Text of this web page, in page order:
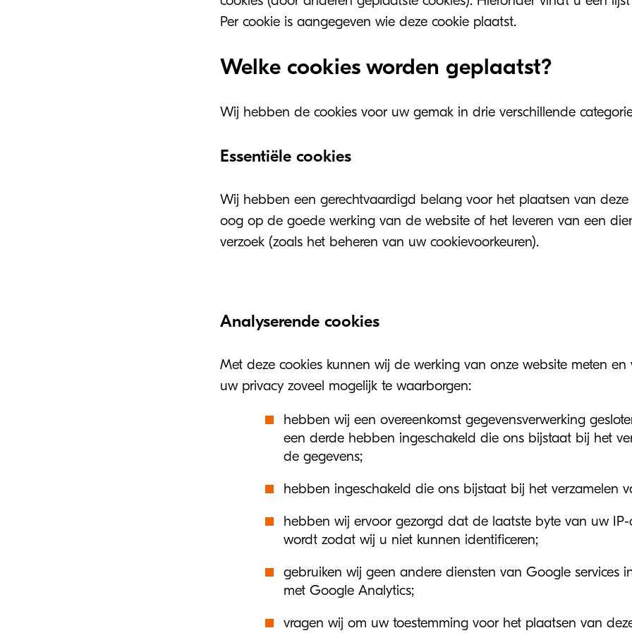
Per cookie is aangegeven wie deze cookie plaatst.
Welke cookies worden geplaatst?
Wij hebben de cookies voor uw gemak in drie verschillende
Essentiële cookies
Wij hebben een gerechtvaardigd belang voor het plaatsen van deze
oog op de goede werking van de website of het leveren van een
verzoek (zoals het beheren van uw cookievoorkeuren).
Analyserende cookies
Met deze cookies kunnen wij de werking van onze website meten en
uw privacy zoveel mogelijk te waarborgen:
hebben wij een overeenkomst gegevensverwerking
een derde hebben ingeschakeld die ons bijstaat bij het
de gegevens;
hebben ingeschakeld die ons bijstaat bij het verzamelen
hebben wij ervoor gezorgd dat de laatste byte van uw IP-
wordt zodat wij u niet kunnen identificeren;
gebruiken wij geen andere diensten van Google services
met Google Analytics;
vragen wij om uw toestemming voor het plaatsen van